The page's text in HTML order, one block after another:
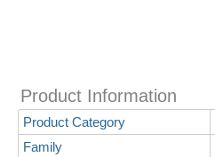
Product Information
Product Category
Family